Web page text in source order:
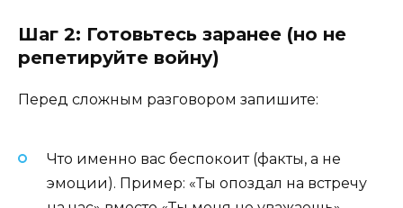
Шаг 2: Готовьтесь заранее (но не
репетируйте войну)
Перед сложным разговором запишите:
Что именно вас беспокоит (факты, а не
эмоции). Пример: «Ты опоздал на встречу